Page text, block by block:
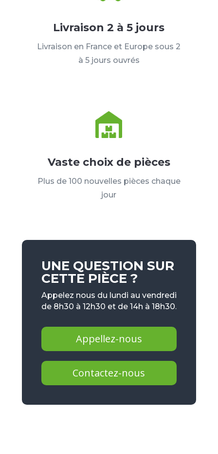
Livraison 2 à 5 jours
Livraison en France et Europe sous 2
à 5 jours ouvrés
Vaste choix de pièces
Plus de 100 nouvelles pièces chaque
jour
UNE QUESTION SUR
CETTE PIÈCE ?
Appelez nous du lundi au vendredi
de 8h30 à 12h30 et de 14h à 18h30.
Appellez-nous
Contactez-nous